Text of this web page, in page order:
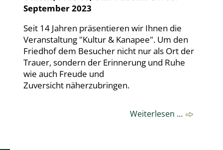
September 2023
Seit 14 Jahren präsentieren wir Ihnen die
Veranstaltung "Kultur & Kanapee". Um den
Friedhof dem Besucher nicht nur als Ort der
Trauer, sondern der Erinnerung und Ruhe
wie auch Freude und
Zuversicht näherzubringen.
Weiterlesen ...